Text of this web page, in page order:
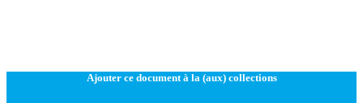
Ajouter ce document à la (aux) collections